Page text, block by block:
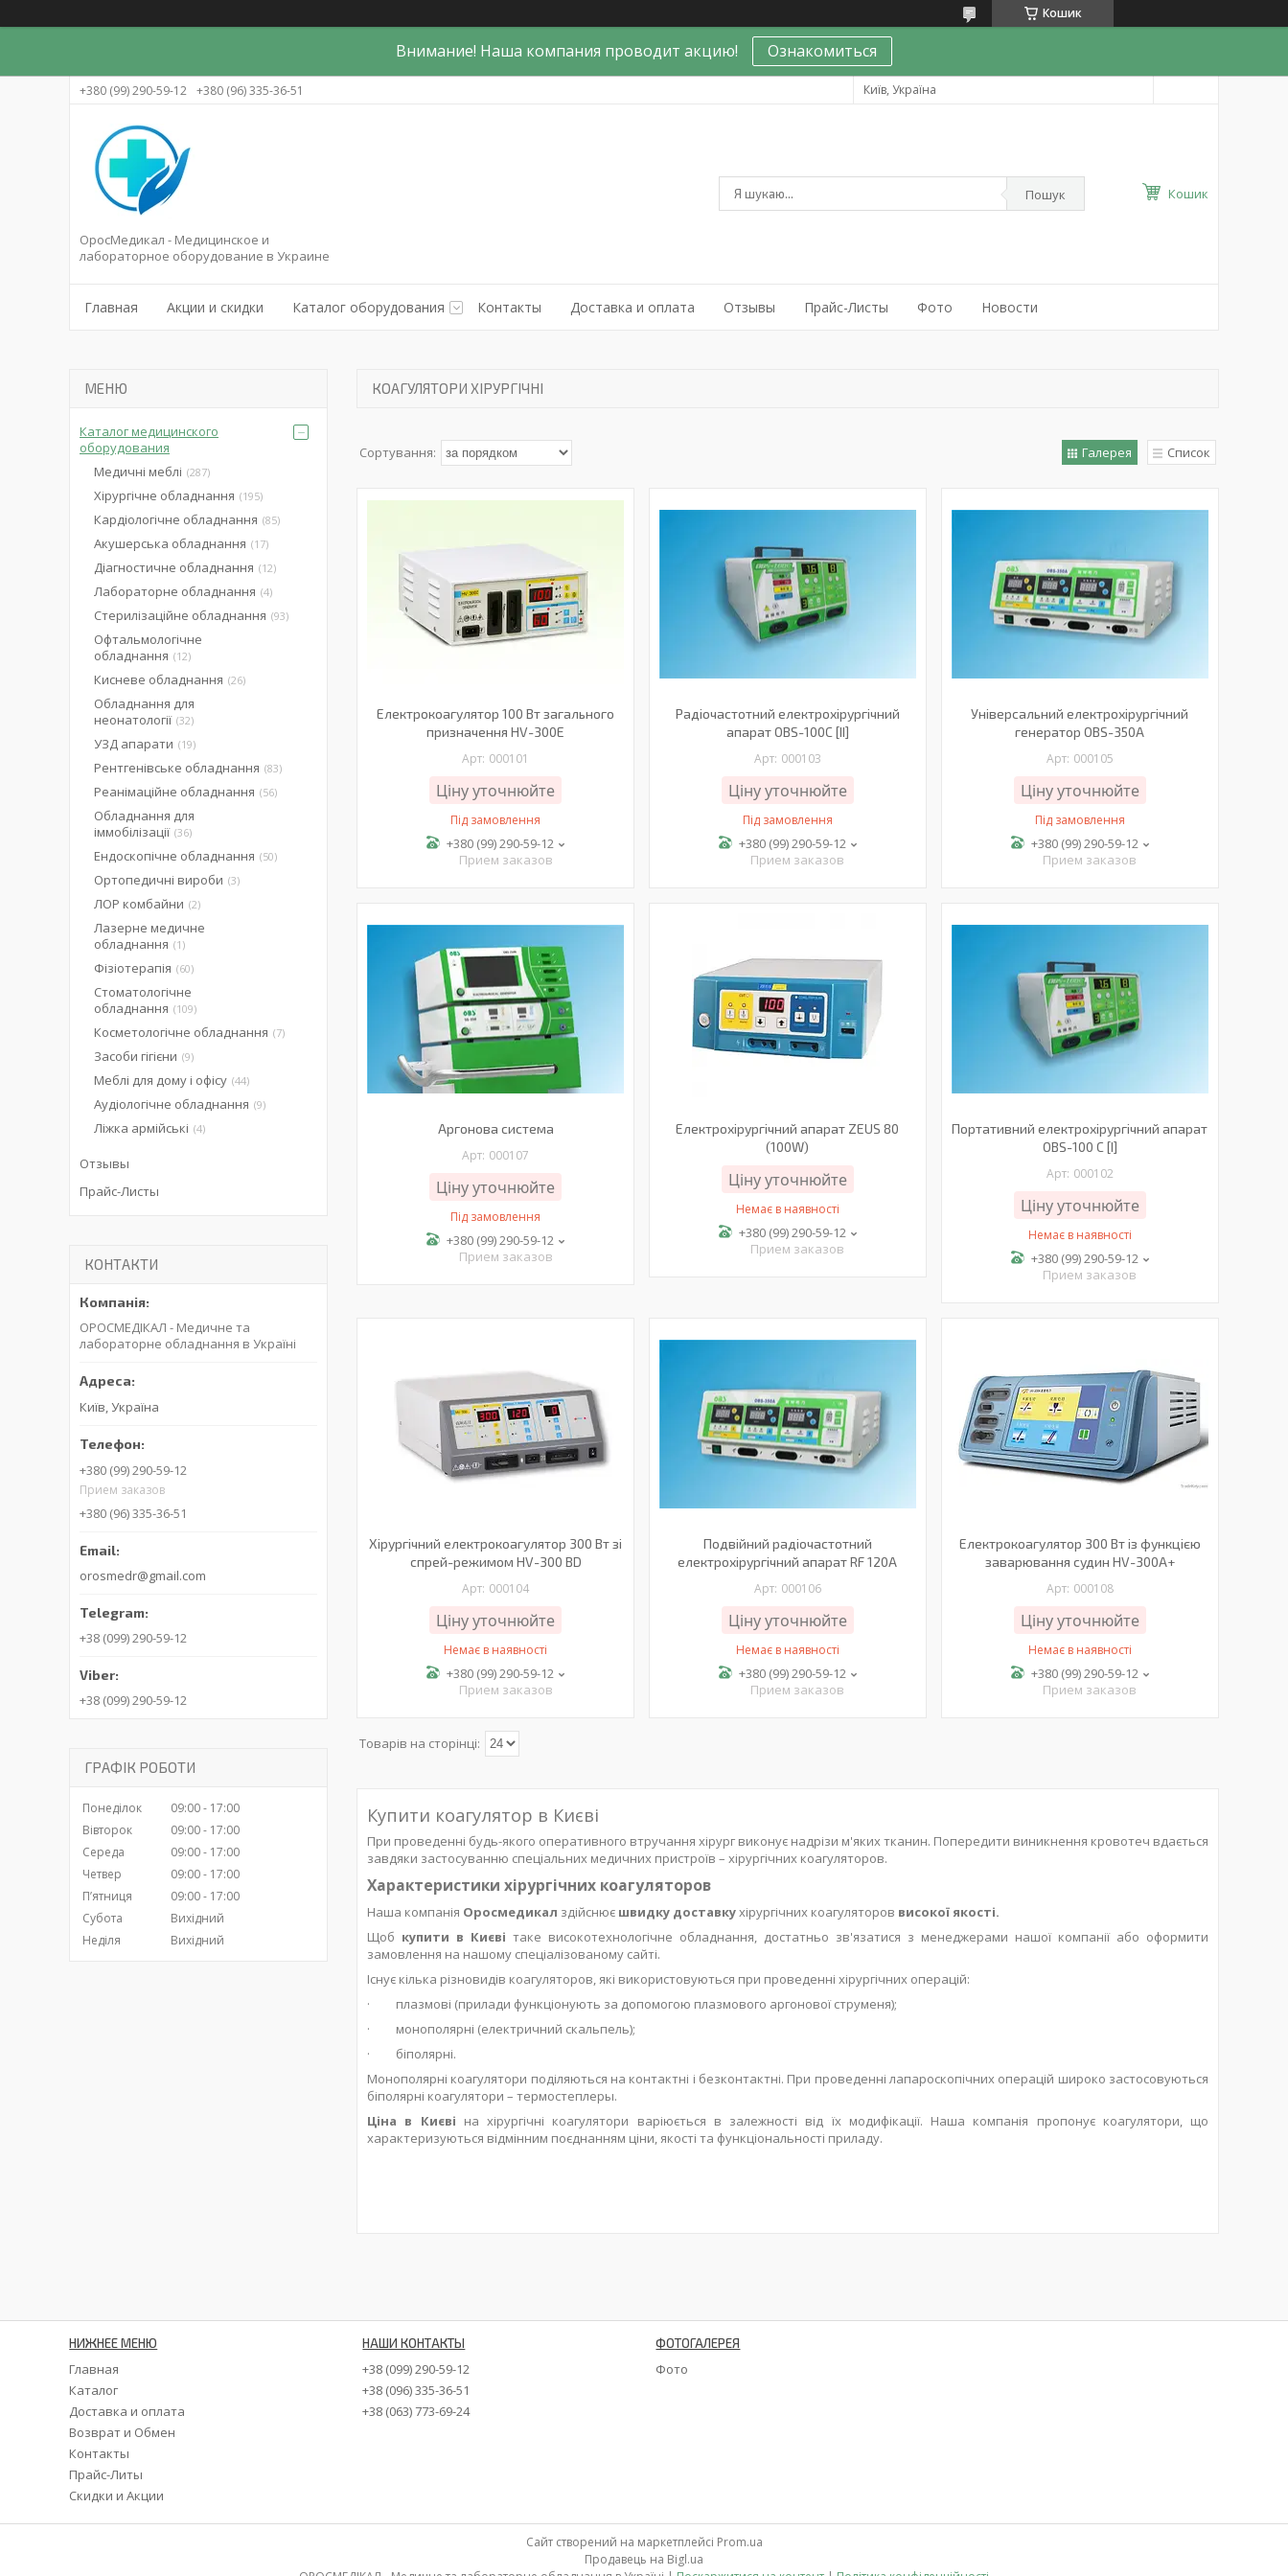
Кошик
Внимание! Наша компания проводит акцию! Ознакомиться
+380 (99) 290-59-12 +380 (96) 335-36-51 Київ, Україна
ОросМедикал - Медицинское и
лабораторное оборудование в Украине
Пошук Кошик
Главная Акции и скидки Каталог оборудования Контакты Доставка и оплата Отзывы Прайс-Листы Фото Новости
КОАГУЛЯТОРИ ХІРУРГІЧНІ
Галерея Список
Електрокоагулятор 100 Вт загального
призначення HV-300E
000101
Ціну уточнюйте
Під замовлення
+380 (99) 290-59-12
Прием заказов
Радіочастотний електрохірургічний
апарат OBS-100C [II]
000103
Ціну уточнюйте
Під замовлення
+380 (99) 290-59-12
Прием заказов
Універсальний електрохірургічний
генератор OBS-350A
000105
Ціну уточнюйте
Під замовлення
+380 (99) 290-59-12
Прием заказов
Аргонова система
000107
Ціну уточнюйте
Під замовлення
+380 (99) 290-59-12
Прием заказов
Електрохірургічний апарат ZEUS 80
(100W)
Ціну уточнюйте
Немає в наявності
+380 (99) 290-59-12
Прием заказов
Портативний електрохірургічний апарат
OBS-100 C [I]
000102
Ціну уточнюйте
Немає в наявності
+380 (99) 290-59-12
Прием заказов
Хірургічний електрокоагулятор 300 Вт зі
спрей-режимом HV-300 BD
000104
Ціну уточнюйте
Немає в наявності
+380 (99) 290-59-12
Прием заказов
Подвійний радіочастотний
електрохірургічний апарат RF 120A
000106
Ціну уточнюйте
Немає в наявності
+380 (99) 290-59-12
Прием заказов
Електрокоагулятор 300 Вт із функцією
заварювання судин HV-300A+
000108
Ціну уточнюйте
Немає в наявності
+380 (99) 290-59-12
Прием заказов
Купити коагулятор в Києві
При проведенні будь-якого оперативного втручання хірург виконує надрізи м'яких тканин. Попередити виникнення кровотеч вдається
завдяки застосуванню спеціальних медичних пристроїв – хірургічних коагуляторов.
Характеристики хірургічних коагуляторов
Наша компанія Оросмедикал здійснює швидку доставкухірургічних коагуляторов високої якості.
Щоб купити в Києві таке високотехнологічне обладнання, достатньо зв'язатися з менеджерами нашої компанії або оформити
замовлення на нашому спеціалізованому сайті.
Існує кілька різновидів коагуляторов, які використовуються при проведенні хірургічних операцій:
·
плазмові (прилади функціонують за допомогою плазмового аргонової струменя);
·
монополярні (електричний скальпель);
·
біполярні.
Монополярні коагулятори поділяються на контактні і безконтактні. При проведенні лапароскопічних операцій широко застосовуються
біполярні коагулятори – термостеплеры.
Ціна в Києві на хірургічні коагулятори варіюється в залежності від їх модифікації. Наша компанія пропонує коагулятори, що
характеризуються відмінним поєднанням ціни, якості та функціональності приладу.
Каталог медицинского
оборудования
Медичні меблі 287
Хірургічне обладнання 195
Кардіологічне обладнання 85
Акушерська обладнання 17
Діагностичне обладнання 12
Лабораторне обладнання 4
Стерилізаційне обладнання 93
Офтальмологічне
обладнання
12
Кисневе обладнання 26
Обладнання для
неонатології 32
УЗД апарати 19
Рентгенівське обладнання 83
Реанімаційне обладнання 56
Обладнання для
іммобілізації 36
Ендоскопічне обладнання 50
Ортопедичні вироби 3
ЛОР комбайни 2
Лазерне медичне
обладнання
1
Фізіотерапія 60
Стоматологічне
обладнання
109
Косметологічне обладнання 7
Засоби гігієни 9
Меблі для дому і офісу 44
Аудіологічне обладнання 9
Ліжка армійські 4
Отзывы
Прайс-Листы
КОНТАКТИ
ОРОСМЕДІКАЛ - Медичне та
лабораторне обладнання в Україні
Київ, Україна
+380 (99) 290-59-12
Прием заказов
+380 (96) 335-36-51
orosmedr@gmail.com
+38 (099) 290-59-12
+38 (099) 290-59-12
ГРАФІК РОБОТИ
Понеділок 09:00
17:00
Вівторок
09:00
17:00
Середа
09:00
17:00
Четвер
09:00
17:00
Пʼятниця
09:00
17:00
Субота
Вихідний
Неділя
Вихідний
НИЖНЕЕ МЕНЮ
Главная
Каталог
Доставка и оплата
Возврат и Обмен
Контакты
Прайс-Литы
Скидки и Акции
НАШИ КОНТАКТЫ
+38 (099) 290-59-12
+38 (096) 335-36-51
+38 (063) 773-69-24
ФОТОГАЛЕРЕЯ
Фото
Сайт створений на маркетплейсі Prom.ua
Продавець на Bigl.ua